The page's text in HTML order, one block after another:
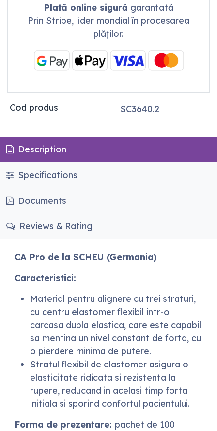
Plată online sigură garantată
Prin Stripe, lider mondial în procesarea
plăților.
Cod produs SC3640.2
Description
Specifications
Documents
Reviews & Rating
CA Pro de la SCHEU (Germania)
Caracteristici:
Material pentru alignere cu trei straturi,
cu centru elastomer flexibil intr-o
carcasa dubla elastica, care este capabil
sa mentina un nivel constant de forta, cu
o pierdere minima de putere.
Stratul flexibil de elastomer asigura o
elasticitate ridicata si rezistenta la
rupere, reducand in acelasi timp forta
initiala si sporind confortul pacientului.
Forma de prezentare: pachet de 100